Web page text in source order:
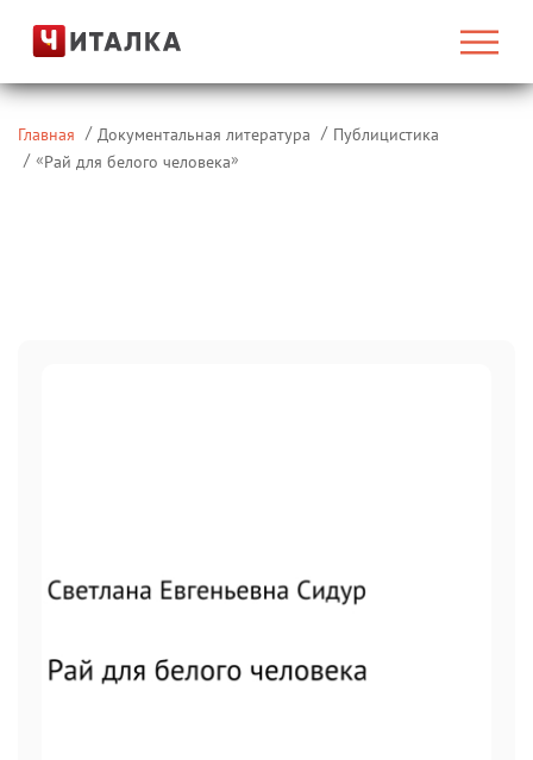
Главная Документальная литература
Публицистика
«Рай для белого человека»